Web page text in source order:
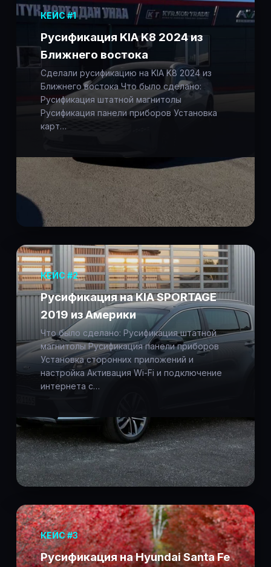
КЕЙС #1
Русификация KIA K8 2024 из
Ближнего востока
Сделали русификацию на KIA K8 2024 из
Ближнего востока Что было сделано:
Русификация штатной магнитолы
Русификация панели приборов Установка
карт…
КЕЙС #2
Русификация на KIA SPORTAGE
2019 из Америки
Что было сделано: Русификация штатной
магнитолы Русификация панели приборов
Установка сторонних приложений и
настройка Активация Wi-Fi и подключение
интернета с…
КЕЙС #3
Русификация на Hyundai Santa Fe